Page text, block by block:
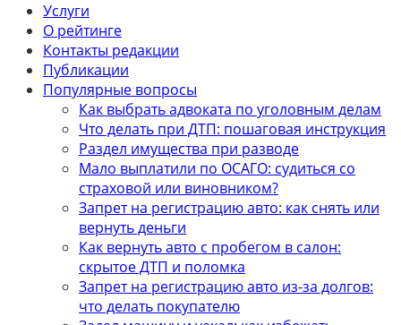
Услуги
О рейтинге
Контакты редакции
Публикации
Популярные вопросы
Как выбрать адвоката по уголовным делам
Что делать при ДТП: пошаговая инструкция
Раздел имущества при разводе
Мало выплатили по ОСАГО: судиться со
страховой или виновником?
Запрет на регистрацию авто: как снять или
вернуть деньги
Как вернуть авто с пробегом в салон:
скрытое ДТП и поломка
Запрет на регистрацию авто из-за долгов:
что делать покупателю